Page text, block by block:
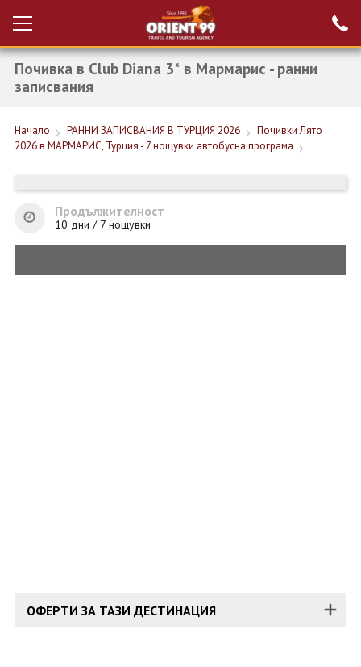
Вход за агенти
Проверка на
резервация
НОВА ГОДИНА ТУРЦИЯ
ПОЧИВКИ
КРУИЗИ
Почивка в Club Diana 3* в Мармарис - ранни
записвания
Начало РАННИ ЗАПИСВАНИЯ В ТУРЦИЯ 2026
Почивки Лято
2026 в МАРМАРИС, Турция - 7 нощувки автобусна програма
Продължителност
10 дни / 7 нощувки
ОФЕРТИ ЗА ТАЗИ ДЕСТИНАЦИЯ